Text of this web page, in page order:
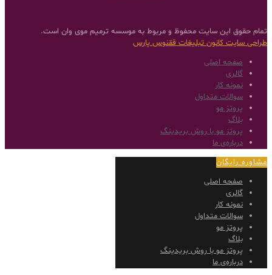
تمام حقوق این سایت محفوظ و مربوط به موسسه ترمیم موی وان است.
طراحی سایتکانون تبلیغات ققنوس پارس
صفحه اصلی
گالری
نمونه کار
سوالات متداول
پروتز مو
بلاگ
پروتز مو با روش بریدینگ
درباره‌ی ما
مشاوره رایگان
صفحه اصلی
گالری
نمونه کار
سوالات متداول
پروتز مو
بلاگ
پروتز مو با روش بریدینگ
درباره‌ی ما